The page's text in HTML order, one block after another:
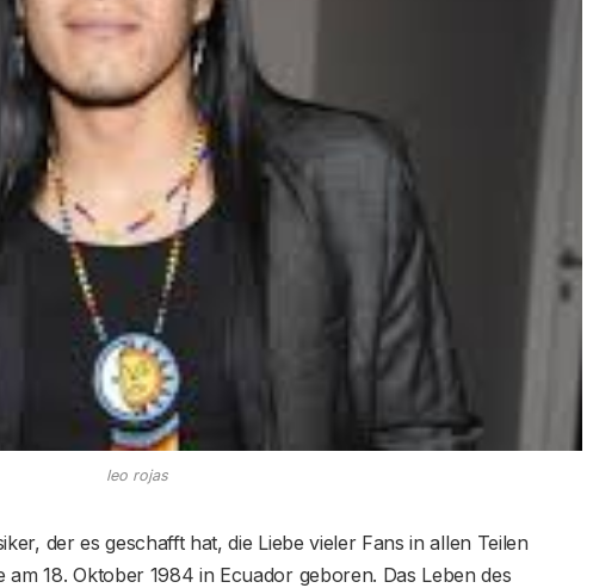
leo rojas
der es geschafft hat, die Liebe vieler Fans in allen Teilen
18. Oktober 1984 in Ecuador geboren. Das Leben des